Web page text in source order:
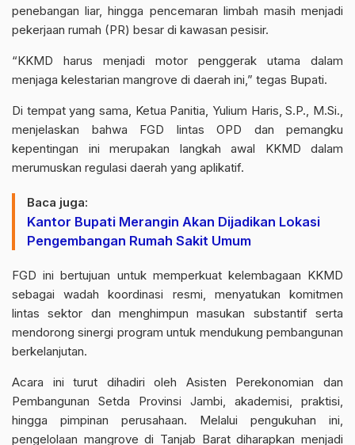
penebangan liar, hingga pencemaran limbah masih menjadi
pekerjaan rumah (PR) besar di kawasan pesisir.
“KKMD harus menjadi motor penggerak utama dalam
menjaga kelestarian mangrove di daerah ini,” tegas Bupati.
Di tempat yang sama, Ketua Panitia, Yulium Haris, S.P., M.Si.,
menjelaskan bahwa FGD lintas OPD dan pemangku
kepentingan ini merupakan langkah awal KKMD dalam
merumuskan regulasi daerah yang aplikatif.
Baca juga:
Kantor Bupati Merangin Akan Dijadikan Lokasi
Pengembangan Rumah Sakit Umum
FGD ini bertujuan untuk memperkuat kelembagaan KKMD
sebagai wadah koordinasi resmi, menyatukan komitmen
lintas sektor dan menghimpun masukan substantif serta
mendorong sinergi program untuk mendukung pembangunan
berkelanjutan.
Acara ini turut dihadiri oleh Asisten Perekonomian dan
Pembangunan Setda Provinsi Jambi, akademisi, praktisi,
hingga pimpinan perusahaan. Melalui pengukuhan ini,
pengelolaan mangrove di Tanjab Barat diharapkan menjadi